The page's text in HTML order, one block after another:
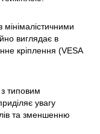
мінімалістичними
виглядає в
кріплення (VESA
типовим
увагу
та зменшенню